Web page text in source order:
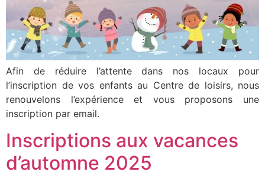
Afin de réduire l’attente dans nos locaux pour
l’inscription de vos enfants au Centre de loisirs, nous
renouvelons l’expérience et vous proposons une
inscription par email.
Inscriptions aux vacances
d’automne 2025